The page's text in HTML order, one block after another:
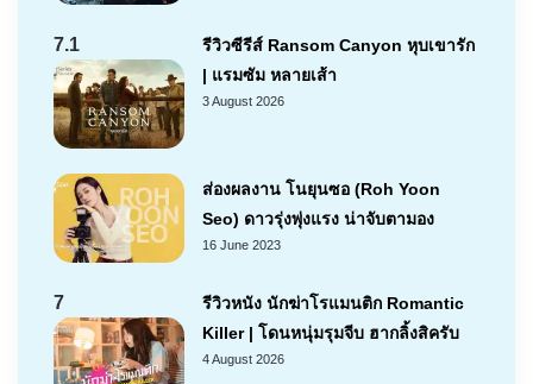
7.1
รีวิวซีรีส์ Ransom Canyon หุบเขารัก
| แรมซัม หลายเส้า
3 August 2026
ส่องผลงาน โนยุนซอ (Roh Yoon
Seo) ดาวรุ่งพุ่งแรง น่าจับตามอง
16 June 2023
7
รีวิวหนัง นักฆ่าโรแมนติก Romantic
Killer | โดนหนุ่มรุมจีบ ฮากลิ้งสิครับ
4 August 2026